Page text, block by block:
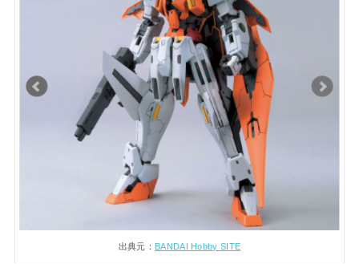
出典元： BANDAI Hobby SITE